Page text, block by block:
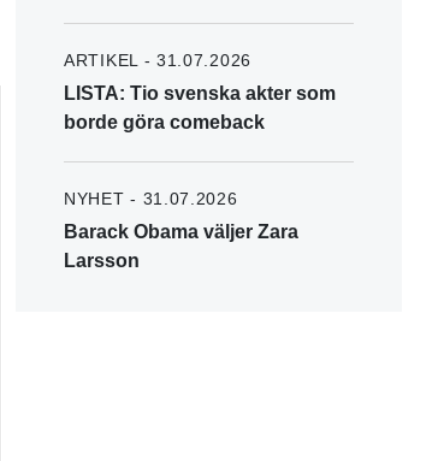
ARTIKEL - 31.07.2026
LISTA: Tio svenska akter som
borde göra comeback
NYHET - 31.07.2026
Barack Obama väljer Zara
Larsson